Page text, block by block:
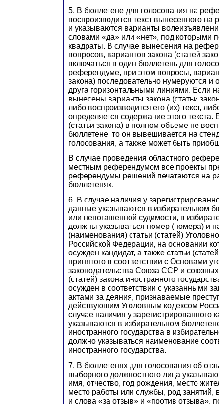
5. В бюллетене для голосования на
воспроизводится текст вынесенного
и указываются варианты
словами «да» или «нет», под которыми
квадраты. В случае вынесения на
вопросов, вариантов закона (статей
включаться в один бюллетень для
референдуме, при этом вопросы,
закона) последовательно нумеруются и
друга горизонтальными линиями. Если
вынесены варианты закона (статьи
либо воспроизводится его (их) текст,
определяется содержание этого текста.
(статьи закона) в полном объеме не
бюллетене, то он вывешивается на
голосования, а также может быть
В случае проведения областного
местным референдумом все проекты
референдумы решений печатаются на
бюллетенях.
6. В случае наличия у
данные указываются в избирательном
или непогашенной судимости, в
должны указываться номер (номера) и
(наименования) статьи (статей)
Российской Федерации, на основании
осужден кандидат, а также статьи
принятого в соответствии с Основами
законодательства Союза ССР и союзных
(статей) закона иностранного
осужден в соответствии с указанными
актами за деяния, признаваемые
действующим Уголовным кодексом
случае наличия у зарегистрированного
указываются в избирательном
иностранного государства в
должно указываться наименование
иностранного государства.
7. В бюллетенях для голосования об
выборного должностного лица
имя, отчество, год рождения, место
место работы или службы, род занятий,
и слова «за отзыв» и «против отзыва»,